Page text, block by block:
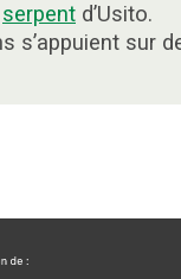
serpent d’Usito.
s’appuient sur